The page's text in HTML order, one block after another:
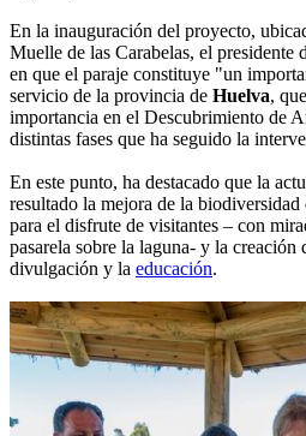
En la inauguración del proyecto,
Muelle de las Carabelas, el
en que el paraje constituye "un
servicio de la provincia de Huelva,
importancia en el Descubrimiento de
distintas fases que ha seguido la
En este punto, ha destacado que la
resultado la mejora de la biodiversidad
para el disfrute de visitantes – con
pasarela sobre la laguna- y la creación
divulgación y la educación.